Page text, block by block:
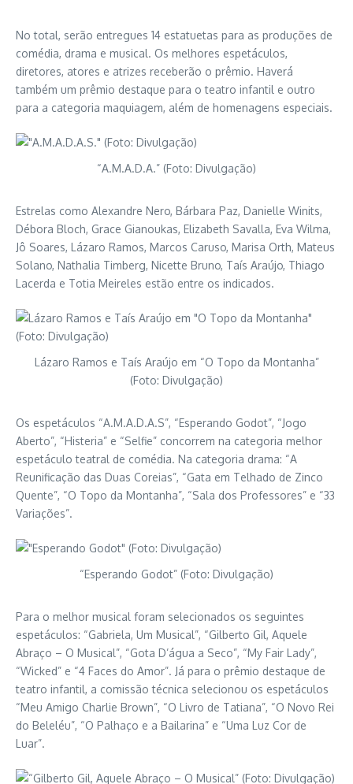
No total, serão entregues 14 estatuetas para as produções de
comédia, drama e musical. Os melhores espetáculos,
diretores, atores e atrizes receberão o prêmio. Haverá
também um prêmio destaque para o teatro infantil e outro
para a categoria maquiagem, além de homenagens especiais.
“A.M.A.D.A.” (Foto: Divulgação)
Estrelas como Alexandre Nero, Bárbara Paz, Danielle Winits,
Débora Bloch, Grace Gianoukas, Elizabeth Savalla, Eva Wilma,
Jô Soares, Lázaro Ramos, Marcos Caruso, Marisa Orth, Mateus
Solano, Nathalia Timberg, Nicette Bruno, Taís Araújo, Thiago
Lacerda e Totia Meireles estão entre os indicados.
Lázaro Ramos e Taís Araújo em “O Topo da Montanha”
(Foto: Divulgação)
Os espetáculos “A.M.A.D.A.S”, “Esperando Godot”, “Jogo
Aberto”, “Histeria” e “Selfie” concorrem na categoria melhor
espetáculo teatral de comédia. Na categoria drama: “A
Reunificação das Duas Coreias”, “Gata em Telhado de Zinco
Quente”, “O Topo da Montanha”, “Sala dos Professores” e “33
Variações”.
“Esperando Godot” (Foto: Divulgação)
Para o melhor musical foram selecionados os seguintes
espetáculos: “Gabriela, Um Musical”, “Gilberto Gil, Aquele
Abraço – O Musical”, “Gota D’água a Seco”, “My Fair Lady”,
“Wicked” e “4 Faces do Amor”. Já para o prêmio destaque de
teatro infantil, a comissão técnica selecionou os espetáculos
“Meu Amigo Charlie Brown”, “O Livro de Tatiana”, “O Novo Rei
do Beleléu”, “O Palhaço e a Bailarina” e “Uma Luz Cor de
Luar”.